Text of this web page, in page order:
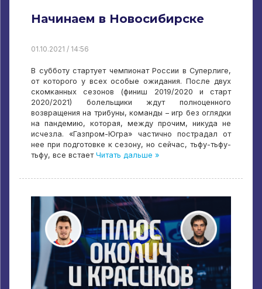
Начинаем в Новосибирске
01.10.2021 / 14:56
В субботу стартует чемпионат России в Суперлиге,
от которого у всех особые ожидания. После двух
скомканных сезонов (финиш 2019/2020 и старт
2020/2021) болельщики ждут полноценного
возвращения на трибуны, команды – игр без оглядки
на пандемию, которая, между прочим, никуда не
исчезла. «Газпром-Югра» частично пострадал от
нее при подготовке к сезону, но сейчас, тьфу-тьфу-
тьфу, все встаетЧитать дальше »